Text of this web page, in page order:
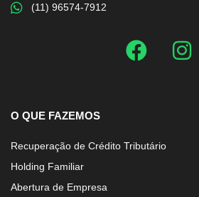
(11) 96574-7912
O QUE FAZEMOS
Recuperação de Crédito Tributário
Holding Familiar
Abertura de Empresa